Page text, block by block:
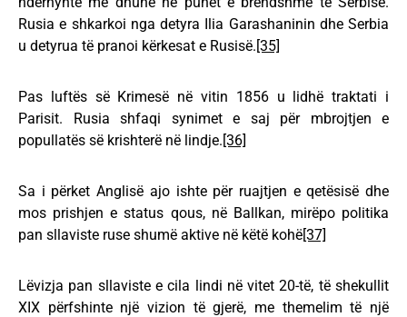
Rusia e shkarkoi nga detyra Ilia Garashaninin dhe Serbia
u detyrua të pranoi kërkesat e Rusisë.[35]
Pas luftës së Krimesë në vitin 1856 u lidhë traktati i
Parisit. Rusia shfaqi synimet e saj për mbrojtjen e
popullatës së krishterë në lindje.[36]
Sa i përket Anglisë ajo ishte për ruajtjen e qetësisë dhe
mos prishjen e status qous, në Ballkan, mirëpo politika
pan sllaviste ruse shumë aktive në këtë kohë[37]
Lëvizja pan sllaviste e cila lindi në vitet 20-të, të shekullit
XIX përfshinte një vizion të gjerë, me themelim të një